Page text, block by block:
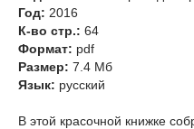
Год: 2016
К-во стр.: 64
Формат: pdf
Размер: 7.4 Мб
Язык: русский
В этой красочной книжке